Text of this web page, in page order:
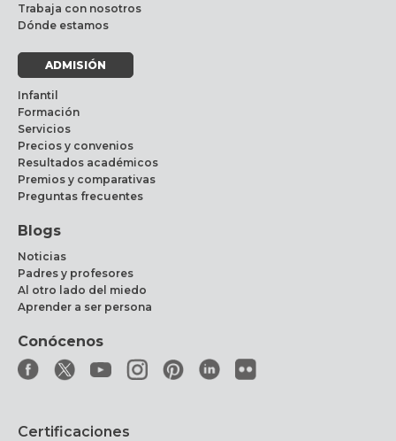
Trabaja con nosotros
Dónde estamos
ADMISIÓN
Infantil
Formación
Servicios
Precios y convenios
Resultados académicos
Premios y comparativas
Preguntas frecuentes
Blogs
Noticias
Padres y profesores
Al otro lado del miedo
Aprender a ser persona
Conócenos
Certificaciones